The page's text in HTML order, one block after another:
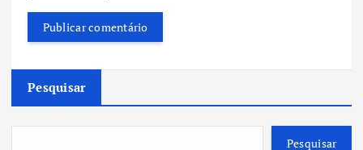
Pesquisar
Pesquisar